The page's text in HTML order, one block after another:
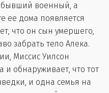
бывший военный, а
ее дома появляется
что он сын умершего,
забрать тело Алека.
Миссис Уилсон
и обнаруживает, что тот
и одна семья на